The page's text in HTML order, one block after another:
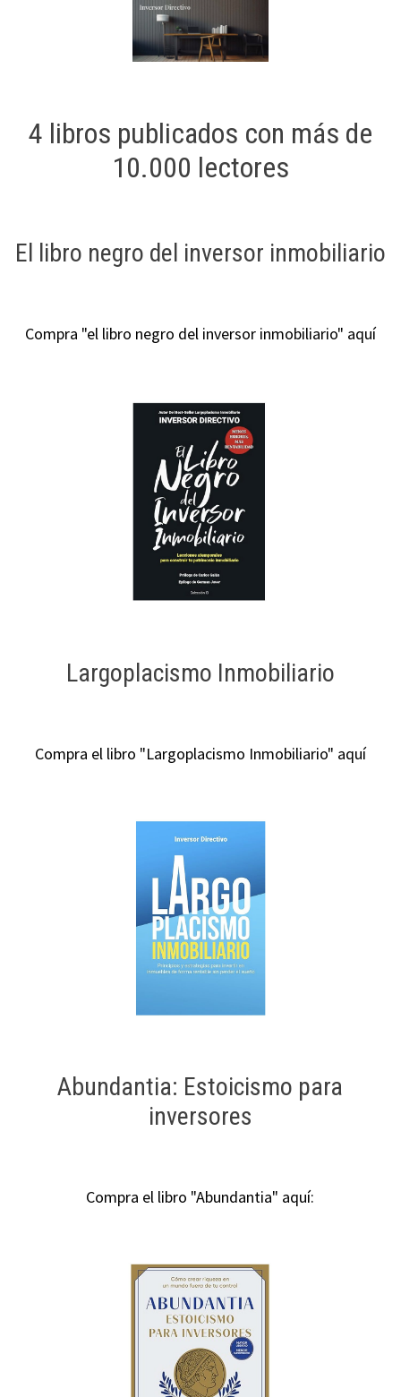
4 libros publicados con más de
10.000 lectores
El libro negro del inversor inmobiliario
Compra "el libro negro del inversor inmobiliario" aquí
Largoplacismo Inmobiliario
Compra el libro "Largoplacismo Inmobiliario" aquí
Abundantia: Estoicismo para
inversores
Compra el libro "Abundantia" aquí: